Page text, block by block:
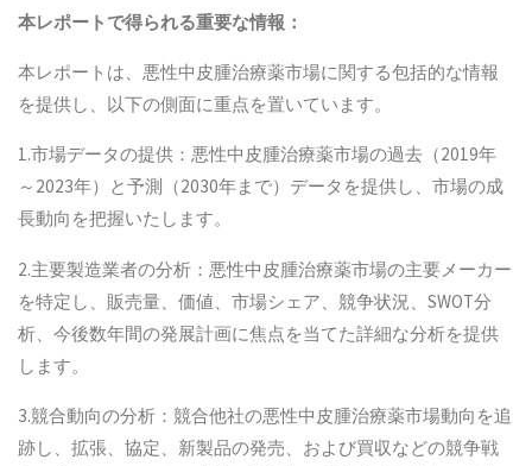
本レポートで得られる重要な情報：
本レポートは、悪性中皮腫治療薬市場に関する包括的な情報
を提供し、以下の側面に重点を置いています。
1.市場データの提供：悪性中皮腫治療薬市場の過去（2019年
～2023年）と予測（2030年まで）データを提供し、市場の成
長動向を把握いたします。
2.主要製造業者の分析：悪性中皮腫治療薬市場の主要メーカー
を特定し、販売量、価値、市場シェア、競争状況、SWOT分
析、今後数年間の発展計画に焦点を当てた詳細な分析を提供
します。
3.競合動向の分析：競合他社の悪性中皮腫治療薬市場動向を追
跡し、拡張、協定、新製品の発売、および買収などの競争戦